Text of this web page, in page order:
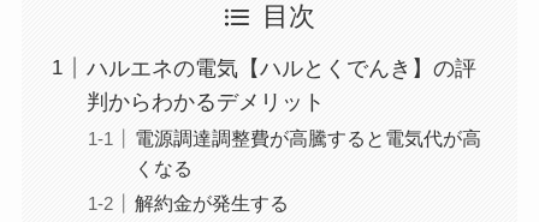
目次
ハルエネの電気【ハルとくでんき】の評
判からわかるデメリット
電源調達調整費が高騰すると電気代が高
くなる
解約金が発生する